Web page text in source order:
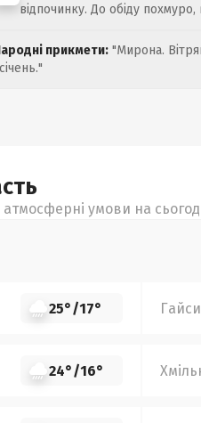
відпочинку. До обіду
прикмети: "Мирона.
умови на
25°/17°
24°/16°